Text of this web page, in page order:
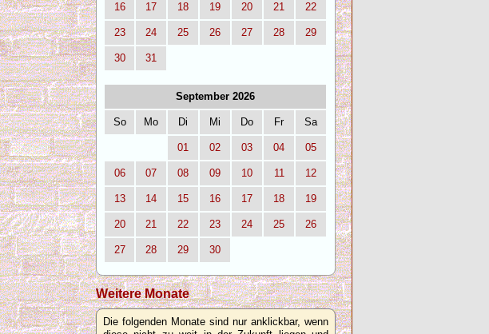
16 17 18 19 20 21 22
23 24 25 26 27 28 29
30 31
September 2026
So Mo Di Mi Do Fr Sa
01 02 03 04 05
06 07 08 09 10 11 12
13 14 15 16 17 18 19
20 21 22 23 24 25 26
27 28 29 30
Weitere Monate
Die folgenden Monate sind nur anklickbar, wenn